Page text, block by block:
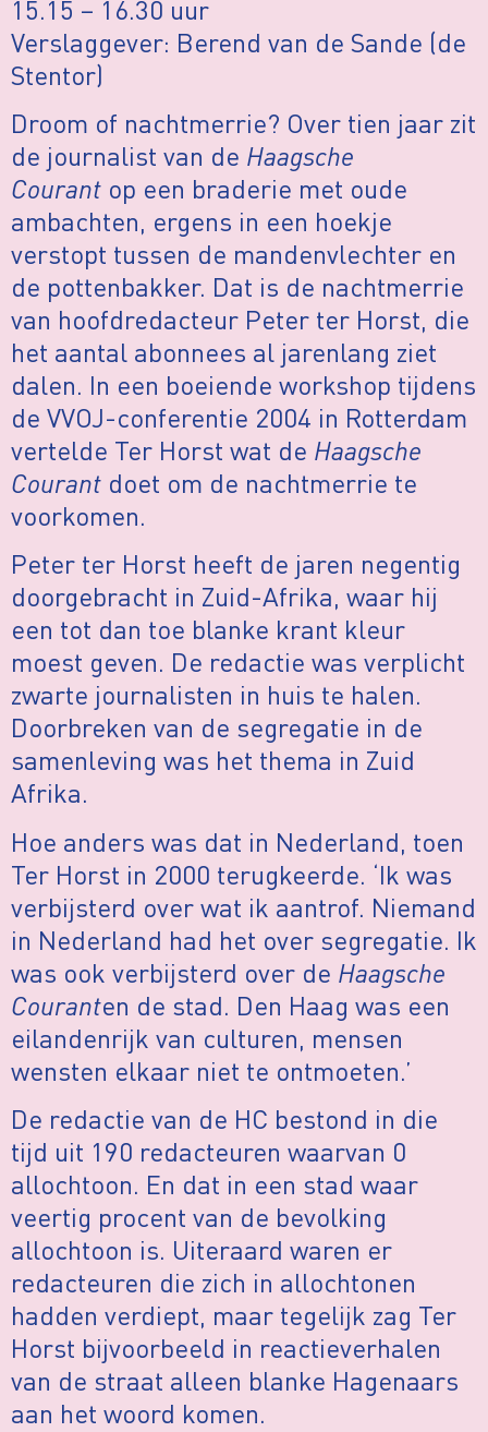
15.15 – 16.30 uur
Verslaggever: Berend van de Sande (de
Stentor)
Droom of nachtmerrie? Over tien jaar zit
de journalist van de Haagsche
Courant op een braderie met oude
ambachten, ergens in een hoekje
verstopt tussen de mandenvlechter en
de pottenbakker. Dat is de nachtmerrie
van hoofdredacteur Peter ter Horst, die
het aantal abonnees al jarenlang ziet
dalen. In een boeiende workshop tijdens
de VVOJ-conferentie 2004 in Rotterdam
vertelde Ter Horst wat de Haagsche
Courant doet om de nachtmerrie te
voorkomen.
Peter ter Horst heeft de jaren negentig
doorgebracht in Zuid-Afrika, waar hij
een tot dan toe blanke krant kleur
moest geven. De redactie was verplicht
zwarte journalisten in huis te halen.
Doorbreken van de segregatie in de
samenleving was het thema in Zuid
Afrika.
Hoe anders was dat in Nederland, toen
Ter Horst in 2000 terugkeerde. ‘Ik was
verbijsterd over wat ik aantrof. Niemand
in Nederland had het over segregatie. Ik
was ook verbijsterd over de Haagsche
Couranten de stad. Den Haag was een
eilandenrijk van culturen, mensen
wensten elkaar niet te ontmoeten.’
De redactie van de HC bestond in die
tijd uit 190 redacteuren waarvan 0
allochtoon. En dat in een stad waar
veertig procent van de bevolking
allochtoon is. Uiteraard waren er
redacteuren die zich in allochtonen
hadden verdiept, maar tegelijk zag Ter
Horst bijvoorbeeld in reactieverhalen
van de straat alleen blanke Hagenaars
aan het woord komen.